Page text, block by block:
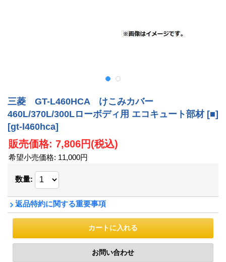
三菱 GT-L460HCA けこみカバー
460L/370L/300Lローボディ用 エコキュート部材 [■]
[gt-l460hca]
販売価格: 7,806円(税込)
希望小売価格: 11,000円
数量:
返品特約に関する重要事項